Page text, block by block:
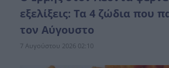
εξελίξεις: Τα 4 ζώδια που
τον Αύγουστο
7 Αυγούστου 2026 02:10